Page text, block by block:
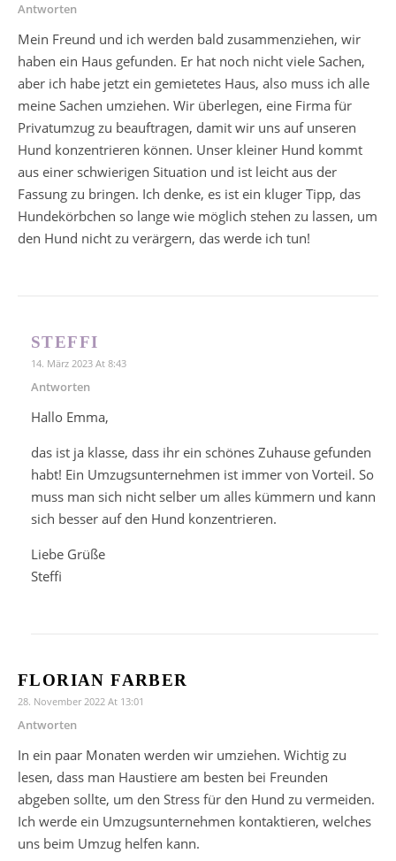
Antworten
Mein Freund und ich werden bald zusammenziehen, wir
haben ein Haus gefunden. Er hat noch nicht viele Sachen,
aber ich habe jetzt ein gemietetes Haus, also muss ich alle
meine Sachen umziehen. Wir überlegen, eine Firma für
Privatumzug zu beauftragen, damit wir uns auf unseren
Hund konzentrieren können. Unser kleiner Hund kommt
aus einer schwierigen Situation und ist leicht aus der
Fassung zu bringen. Ich denke, es ist ein kluger Tipp, das
Hundekörbchen so lange wie möglich stehen zu lassen, um
den Hund nicht zu verärgern, das werde ich tun!
STEFFI
14. März 2023 At 8:43
Antworten
Hallo Emma,
das ist ja klasse, dass ihr ein schönes Zuhause gefunden
habt! Ein Umzugsunternehmen ist immer von Vorteil. So
muss man sich nicht selber um alles kümmern und kann
sich besser auf den Hund konzentrieren.
Liebe Grüße
Steffi
FLORIAN FARBER
28. November 2022 At 13:01
Antworten
In ein paar Monaten werden wir umziehen. Wichtig zu
lesen, dass man Haustiere am besten bei Freunden
abgeben sollte, um den Stress für den Hund zu vermeiden.
Ich werde ein Umzugsunternehmen kontaktieren, welches
uns beim Umzug helfen kann.